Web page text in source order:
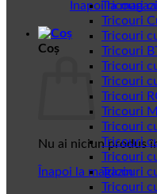
Înapoi la
Coș
Nu ai niciun produs
Înapoi la magazin
Tricouri
Tricouri
Tricouri
Tricouri
Tricouri
Tricouri
Tricouri
Tricouri
Tricouri
Tricouri
Tricouri
Tricouri
Tricouri